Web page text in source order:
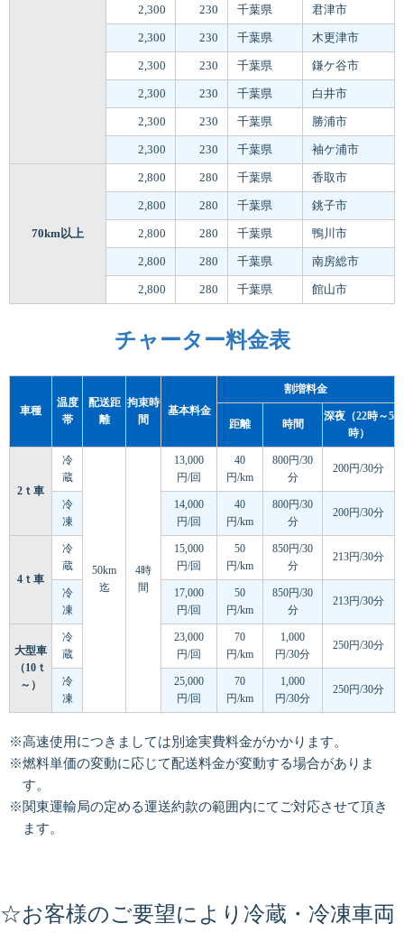
2,300 230 千葉県 君津市
2,300 230 千葉県 木更津市
2,300 230 千葉県 鎌ケ谷市
2,300 230 千葉県 白井市
2,300 230 千葉県 勝浦市
2,300 230 千葉県 袖ケ浦市
70km以上
2,800 280 千葉県 香取市
2,800 280 千葉県 銚子市
2,800 280 千葉県 鴨川市
2,800 280 千葉県 南房総市
2,800 280 千葉県 館山市
チャーター料金表
車種
温度
帯
配送距
離
拘束時
間
基本料金
割増料金
距離 時間
深夜（22時～5
時）
2ｔ車
冷
蔵
50km
迄
4時
間
13,000
円/回
40
円/km
800円/30
分
200円/30分
冷
凍
14,000
円/回
40
円/km
800円/30
分
200円/30分
4ｔ車
冷
蔵
15,000
円/回
50
円/km
850円/30
分
213円/30分
冷
凍
17,000
円/回
50
円/km
850円/30
分
213円/30分
大型車
（10ｔ
～）
冷
蔵
23,000
円/回
70
円/km
1,000
円/30分
250円/30分
冷
凍
25,000
円/回
70
円/km
1,000
円/30分
250円/30分
※高速使用につきましては別途実費料金がかかります。
※燃料単価の変動に応じて配送料金が変動する場合がありま
す。
※関東運輸局の定める運送約款の範囲内にてご対応させて頂き
ます。
☆お客様のご要望により冷蔵・冷凍車両